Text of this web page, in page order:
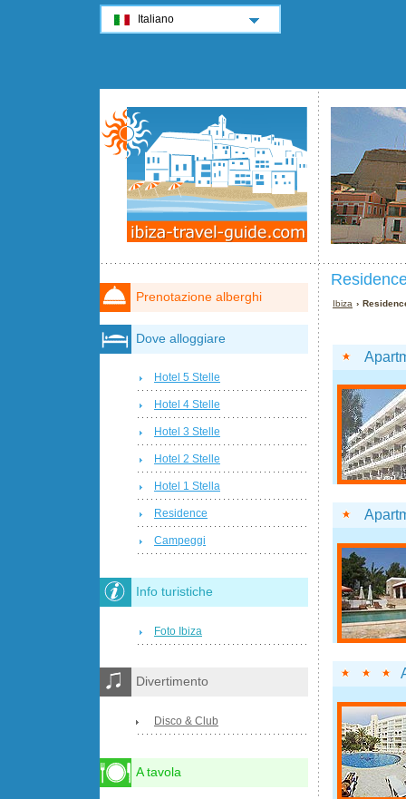
Ibiza ›
Prenotazione alberghi
Dove alloggiare
Hotel 5 Stelle
Hotel 4 Stelle
Hotel 3 Stelle
Hotel 2 Stelle
Hotel 1 Stella
Residence
Campeggi
Info turistiche
Foto Ibiza
Divertimento
Disco & Club
A tavola
Italiano